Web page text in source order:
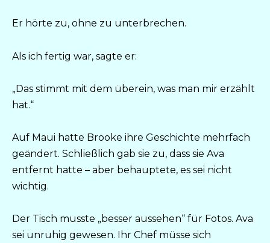
Er hörte zu, ohne zu unterbrechen.
Als ich fertig war, sagte er:
„Das stimmt mit dem überein, was man mir erzählt
hat.“
Auf Maui hatte Brooke ihre Geschichte mehrfach
geändert. Schließlich gab sie zu, dass sie Ava
entfernt hatte – aber behauptete, es sei nicht
wichtig.
Der Tisch musste „besser aussehen“ für Fotos. Ava
sei unruhig gewesen. Ihr Chef müsse sich